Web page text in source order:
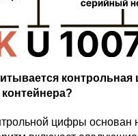
цифры основан